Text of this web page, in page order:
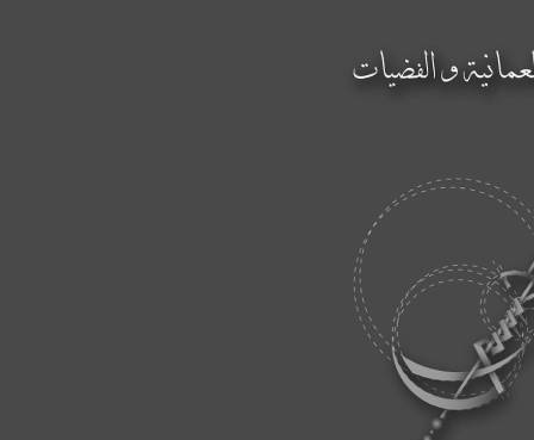
الحبسي لصياغة الخناجر
الموقع العماني الأول في بيع الخناجر